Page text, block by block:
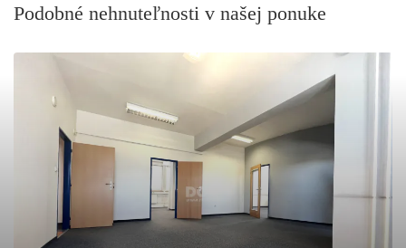
Podobné nehnuteľnosti v našej ponuke